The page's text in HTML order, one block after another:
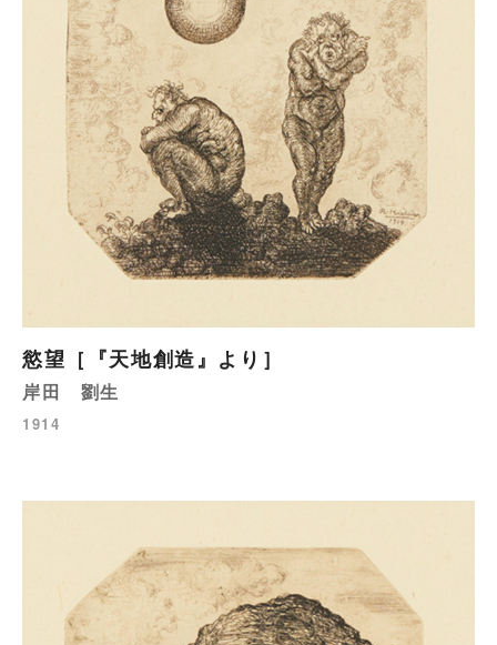
慾望［『天地創造』より］
岸田 劉生
1914